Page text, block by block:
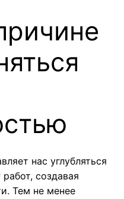
нас углубляться
создавая
Тем не менее